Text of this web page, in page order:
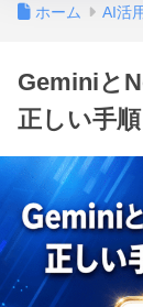
ホーム AI活
Geminiと
正しい手